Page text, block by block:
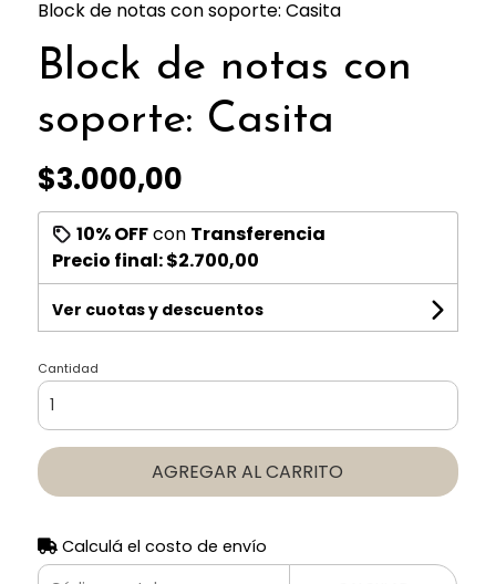
Block de notas con soporte: Casita
Block de notas con
soporte: Casita
$3.000,00
10% OFFcon Transferencia
Precio final:$2.700,00
Ver cuotas y descuentos
Cantidad
AGREGAR AL CARRITO
Calculá el costo de envío